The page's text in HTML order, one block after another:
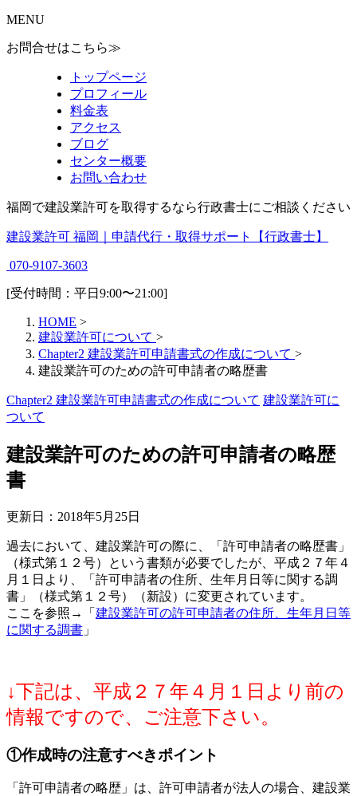
MENU
お問合せはこちら≫
トップページ
プロフィール
料金表
アクセス
ブログ
センター概要
お問い合わせ
福岡で建設業許可を取得するなら行政書士にご相談ください
建設業許可 福岡｜申請代行・取得サポート【行政書士】
070-9107-3603
[受付時間：平日9:00〜21:00]
HOME >
建設業許可について >
Chapter2 建設業許可申請書式の作成について >
建設業許可のための許可申請者の略歴書
Chapter2 建設業許可申請書式の作成について 建設業許可に
ついて
建設業許可のための許可申請者の略歴
書
更新日： 2018年5月25日
過去において、建設業許可の際に、「許可申請者の略歴書」
（様式第１２号）という書類が必要でしたが、平成２７年４
月１日より、「許可申請者の住所、生年月日等に関する調
書」（様式第１２号）（新設）に変更されています。
ここを参照→「 建設業許可の許可申請者の住所、生年月日等
に関する調書 」
↓下記は、平成２７年４月１日より前の
情報ですので、ご注意下さい。
①作成時の注意すべきポイント
「許可申請者の略歴」は、許可申請者が法人の場合、建設業